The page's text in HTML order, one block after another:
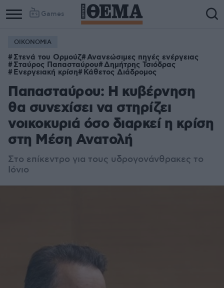
Games
Column
1
Column
2
ΟΙΚΟΝΟΜΙΑ
Στενά του Ορμούζ Ανανεώσιμες πηγές ενέργειας
Σταύρος Παπασταύρου Δημήτρης Τσιόδρας
Ενεργειακή κρίση Κάθετος Διάδρομος
Παπασταύρου: Η κυβέρνηση
θα συνεχίσει να στηρίζει
νοικοκυριά όσο διαρκεί η κρίση
στη Μέση Ανατολή
Στο επίκεντρο για τους υδρογονάνθρακες το
Ιόνιο